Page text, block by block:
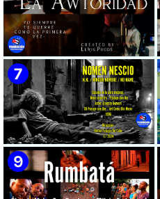
🟡 Tico González - ¨Aunque se
pare la mula¨ - Videoclip -
Dirección: John Meriles -
Roberto C. González
🟢 Hanoy La Awtoridad |
¨Siempre Tú¨ | Director:
LEWIS.PRODS | Videoclip |
Música Urbana Cubana |
Artistas Cubanos | Canción |
CUBA